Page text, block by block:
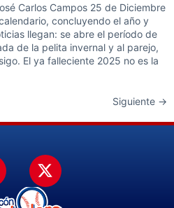
Carlos Campos 25 de Diciembre
concluyendo el año y
llegan: se abre el período de
de la pelita invernal y al parejo,
El ya falleciente 2025 no es la
Siguiente →